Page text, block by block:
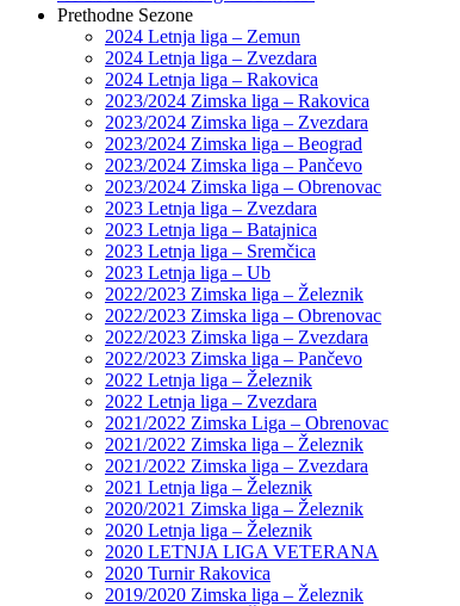
Prethodne Sezone
2024 Letnja liga – Zemun
2024 Letnja liga – Zvezdara
2024 Letnja liga – Rakovica
2023/2024 Zimska liga – Rakovica
2023/2024 Zimska liga – Zvezdara
2023/2024 Zimska liga – Beograd
2023/2024 Zimska liga – Pančevo
2023/2024 Zimska liga – Obrenovac
2023 Letnja liga – Zvezdara
2023 Letnja liga – Batajnica
2023 Letnja liga – Sremčica
2023 Letnja liga – Ub
2022/2023 Zimska liga – Železnik
2022/2023 Zimska liga – Obrenovac
2022/2023 Zimska liga – Zvezdara
2022/2023 Zimska liga – Pančevo
2022 Letnja liga – Železnik
2022 Letnja liga – Zvezdara
2021/2022 Zimska Liga – Obrenovac
2021/2022 Zimska liga – Železnik
2021/2022 Zimska liga – Zvezdara
2021 Letnja liga – Železnik
2020/2021 Zimska liga – Železnik
2020 Letnja liga – Železnik
2020 LETNJA LIGA VETERANA
2020 Turnir Rakovica
2019/2020 Zimska liga – Železnik